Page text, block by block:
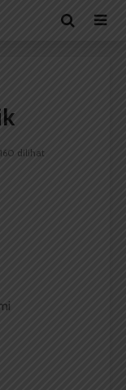
160 dilihat